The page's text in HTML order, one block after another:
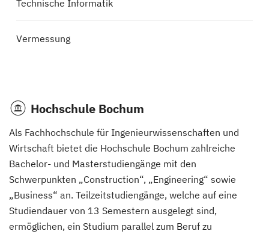
Technische Informatik
Vermessung
Hochschule Bochum
Als Fachhochschule für Ingenieurwissenschaften und
Wirtschaft bietet die Hochschule Bochum zahlreiche
Bachelor- und Masterstudiengänge mit den
Schwerpunkten „Construction“, „Engineering“ sowie
„Business“ an. Teilzeitstudiengänge, welche auf eine
Studiendauer von 13 Semestern ausgelegt sind,
ermöglichen, ein Studium parallel zum Beruf zu